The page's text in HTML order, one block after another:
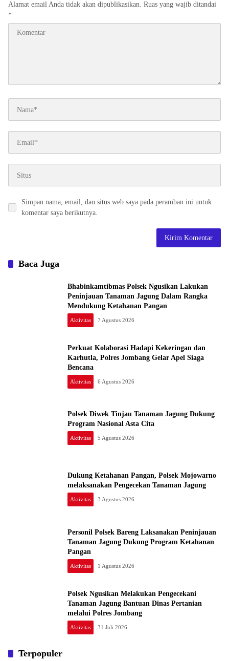
Alamat email Anda tidak akan dipublikasikan. Ruas yang wajib ditandai
*
Simpan nama, email, dan situs web saya pada peramban ini untuk
komentar saya berikutnya.
Baca Juga
Bhabinkamtibmas Polsek Ngusikan Lakukan
Peninjauan Tanaman Jagung Dalam Rangka
Mendukung Ketahanan Pangan
Aktivitas 7 Agustus 2026
Perkuat Kolaborasi Hadapi Kekeringan dan
Karhutla, Polres Jombang Gelar Apel Siaga
Bencana
Aktivitas 6 Agustus 2026
Polsek Diwek Tinjau Tanaman Jagung Dukung
Program Nasional Asta Cita
Aktivitas 5 Agustus 2026
Dukung Ketahanan Pangan, Polsek Mojowarno
melaksanakan Pengecekan Tanaman Jagung
Aktivitas 3 Agustus 2026
Personil Polsek Bareng Laksanakan Peninjauan
Tanaman Jagung Dukung Program Ketahanan
Pangan
Aktivitas 1 Agustus 2026
Polsek Ngusikan Melakukan Pengecekani
Tanaman Jagung Bantuan Dinas Pertanian
melalui Polres Jombang
Aktivitas 31 Juli 2026
Terpopuler